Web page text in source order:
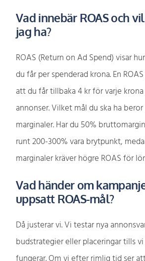
Vad innebär ROAS och
jag ha?
ROAS (Return on Ad Spend) visar
du får per spenderad krona. En
att du får tillbaka 4 kr för varje
annonser. Vilket mål du ska ha
marginaler. Har du 50%
runt 200-300% vara brytpunkt,
marginaler kräver högre ROAS för
Vad händer om
uppsatt ROAS-mål?
Då justerar vi. Vi testar nya
budstrategier eller placeringar tills